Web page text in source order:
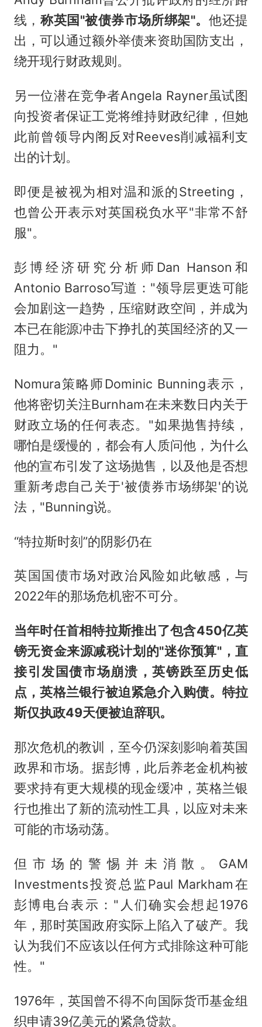
线，称英国"被债券市场所绑架"。 他还提
出，可以通过额外举债来资助国防支出，
绕开现行财政规则。
另一位潜在竞争者Angela Rayner虽试图
向投资者保证工党将维持财政纪律，但她
此前曾领导内阁反对Reeves削减福利支
出的计划。
即便是被视为相对温和派的Streeting，
也曾公开表示对英国税负水平"非常不舒
服"。
彭博经济研究分析师Dan Hanson和
Antonio Barroso写道："领导层更迭可能
会加剧这一趋势，压缩财政空间，并成为
本已在能源冲击下挣扎的英国经济的又一
阻力。"
Nomura策略师Dominic Bunning表示，
他将密切关注Burnham在未来数日内关于
财政立场的任何表态。"如果抛售持续，
哪怕是缓慢的，都会有人质问他，为什么
他的宣布引发了这场抛售，以及他是否想
重新考虑自己关于'被债券市场绑架'的说
法，"Bunning说。
“特拉斯时刻”的阴影仍在
英国国债市场对政治风险如此敏感，与
2022年的那场危机密不可分。
当年时任首相特拉斯推出了包含450亿英
镑无资金来源减税计划的"迷你预算"，直
接引发国债市场崩溃，英镑跌至历史低
点，英格兰银行被迫紧急介入购债。特拉
斯仅执政49天便被迫辞职。
那次危机的教训，至今仍深刻影响着英国
政界和市场。据彭博，此后养老金机构被
要求持有更大规模的现金缓冲，英格兰银
行也推出了新的流动性工具，以应对未来
可能的市场动荡。
但市场的警惕并未消散。GAM
Investments投资总监Paul Markham在
彭博电台表示："人们确实会想起1976
年，那时英国政府实际上陷入了破产。我
认为我们不应该以任何方式排除这种可能
性。"
1976年，英国曾不得不向国际货币基金组
织申请39亿美元的紧急贷款。